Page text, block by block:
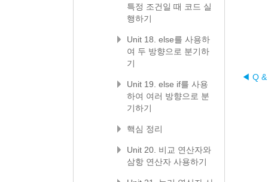
◀ Q &
특정 조건일 때 코드 실
행하기
Unit 18. else를 사용하
여 두 방향으로 분기하
기
Unit 19. else if를 사용
하여 여러 방향으로 분
기하기
핵심 정리
Unit 20. 비교 연산자와
삼항 연산자 사용하기